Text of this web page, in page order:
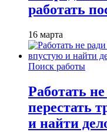
работать
16 марта
Поиск работы
Работать
перестать
и найти